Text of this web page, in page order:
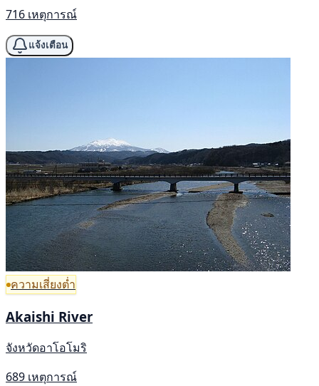
716 เหตุการณ์
แจ้งเตือน
ความเสี่ยงต่ำ
Akaishi River
จังหวัดอาโอโมริ
689 เหตุการณ์